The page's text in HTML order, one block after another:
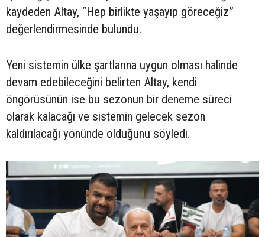
kaydeden Altay, “Hep birlikte yaşayıp göreceğiz”
değerlendirmesinde bulundu.
Yeni sistemin ülke şartlarına uygun olması halinde
devam edebileceğini belirten Altay, kendi
öngörüsünün ise bu sezonun bir deneme süreci
olarak kalacağı ve sistemin gelecek sezon
kaldırılacağı yönünde olduğunu söyledi.